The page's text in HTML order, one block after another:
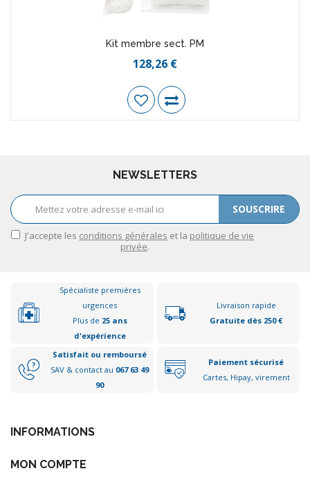
Kit membre sect. PM
128,26 €
NEWSLETTERS
SOUSCRIRE
J'accepte les conditions générales et la politique de vie
privée.
Spécialiste premières
urgences
Plus de 25 ans
d'expérience
Livraison rapide
Gratuite dès 250 €
Satisfait ou remboursé
SAV & contact au 067 63 49
90
Paiement sécurisé
Cartes, Hipay, virement
INFORMATIONS
MON COMPTE